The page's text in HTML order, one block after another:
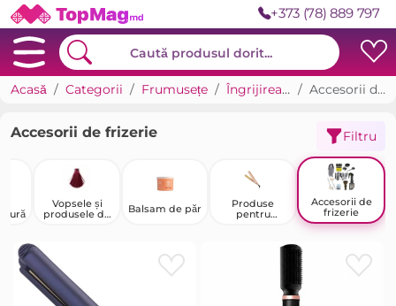
+373 (78) 889 797
Acasă Categorii Frumusețe Îngrijirea părului Accesorii de frizerie
Accesorii de frizerie Filtru
Vopsele și
produsele de
Balsam de păr
Produse
pentru
Accesorii de
frizerie